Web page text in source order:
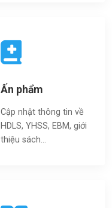
Ấn phẩm
Cập nhật thông tin về
HDLS, YHSS, EBM, giới
thiệu sách…